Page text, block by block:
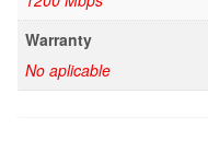
Warranty
No aplicable